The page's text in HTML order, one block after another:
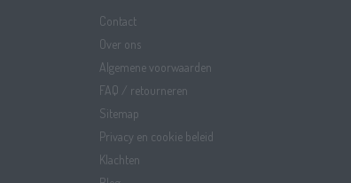
Contact
Over ons
Algemene voorwaarden
FAQ / retourneren
Sitemap
Privacy en cookie beleid
Klachten